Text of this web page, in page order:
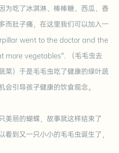
为吃了冰淇淋、棒棒糖、西瓜、香
而肚子痛，在这里我们可以加入一
went to the doctor and the
more vegetables".
（毛毛虫去
） 于是毛毛虫吃了健康的绿叶蔬
引导孩子健康的饮食观念。
美丽的蝴蝶，故事就这样结束了
到又一只小小的毛毛虫诞生了，